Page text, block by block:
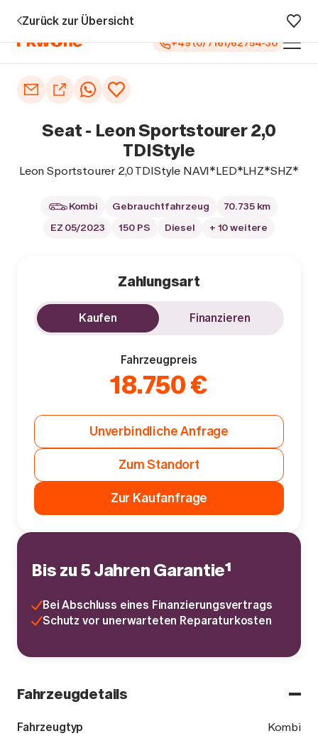
+49 (0) 7161/62754-30
Auto kaufen
Autoankauf
Inzahlungnahme
Informieren
Zurück zur Übersicht
Fahrzeugdetails
Fahrzeugtyp
Kombi
Seat - Leon Sportstourer 2,0
TDIStyle
Leon Sportstourer 2,0 TDIStyle NAVI*LED*LHZ*SHZ*
Kombi Gebrauchtfahrzeug
70.735 km
EZ 05/2023
150 PS Diesel + 10 weitere
Zahlungsart
Kaufen Finanzieren
Fahrzeugpreis
18.750 €
Unverbindliche Anfrage
Zum Standort
Zur Kaufanfrage
Bis zu 5 Jahren Garantie¹
Bei Abschluss eines Finanzierungsvertrags
Schutz vor unerwarteten Reparaturkosten